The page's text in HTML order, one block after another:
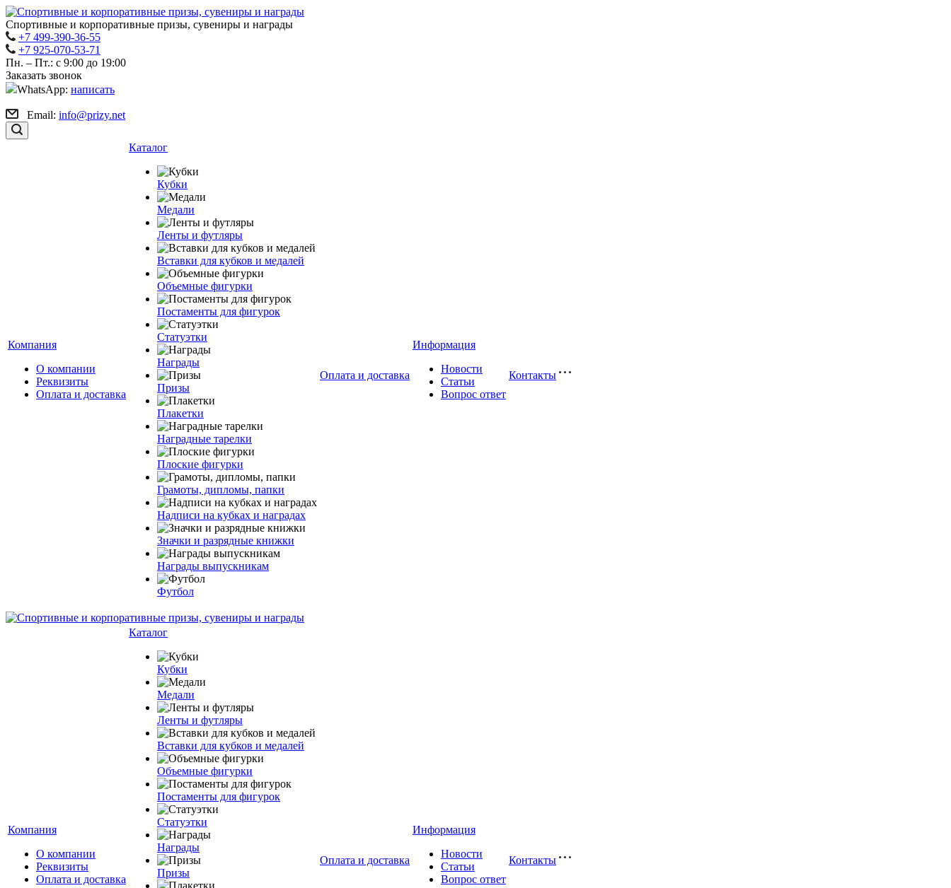
Спортивные и корпоративные призы, сувениры и награды
+7 499-390-36-55
+7 925-070-53-71
Пн. – Пт.: с 9:00 до 19:00
Заказать звонок
WhatsApp: написать
Email: info@prizy.net
Компания
О компании
Реквизиты
Оплата и доставка
Каталог
Кубки
Медали
Ленты и футляры
Вставки для кубков и медалей
Объемные фигурки
Постаменты для фигурок
Статуэтки
Награды
Призы
Плакетки
Наградные тарелки
Плоские фигурки
Грамоты, дипломы, папки
Надписи на кубках и наградах
Значки и разрядные книжки
Награды выпускникам
Футбол
Оплата и доставка
Информация
Новости
Статьи
Вопрос ответ
Контакты
Компания
О компании
Реквизиты
Оплата и доставка
Каталог
Кубки
Медали
Ленты и футляры
Вставки для кубков и медалей
Объемные фигурки
Постаменты для фигурок
Статуэтки
Награды
Призы
Оплата и доставка
Информация
Новости
Статьи
Вопрос ответ
Контакты